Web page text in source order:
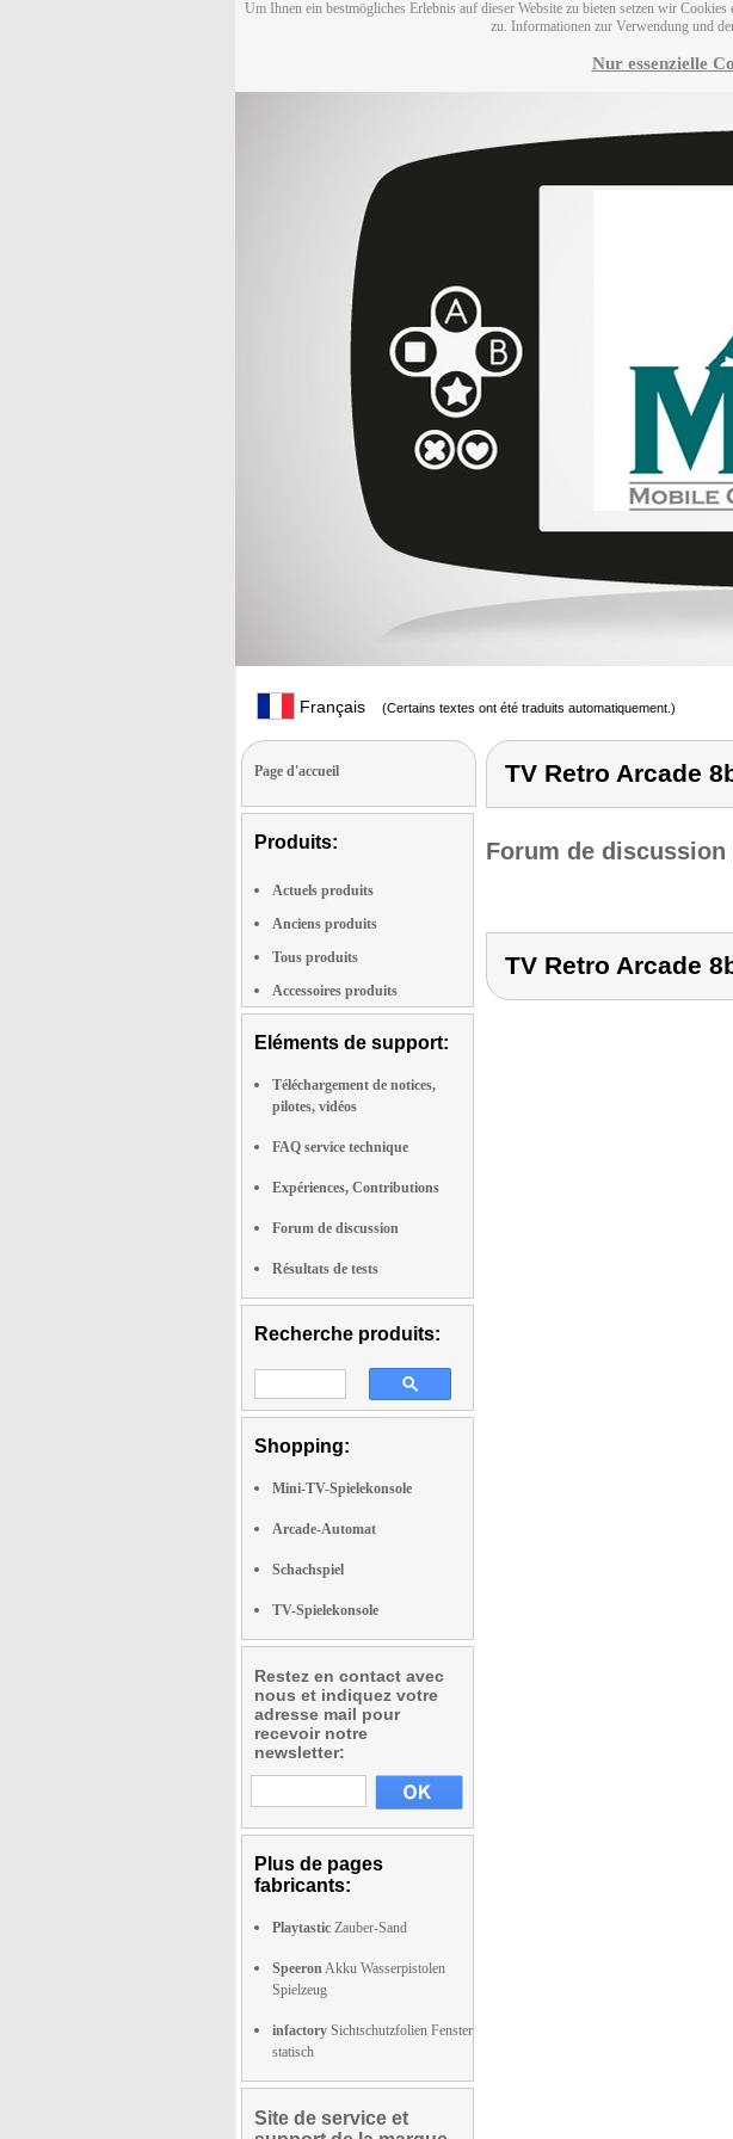
Um Ihnen ein bestmögliches Erlebnis auf dieser Website zu bieten setzen wir
zu. Informationen zur Verwendung und
Nur essenzielle
Français (Certains textes ont été traduits automatiquement.)
Page d'accueil
Produits:
Actuels produits
Anciens produits
Tous produits
Accessoires produits
Eléments de support:
Téléchargement de notices,
pilotes, vidéos
FAQ service technique
Expériences, Contributions
Forum de discussion
Résultats de tests
Recherche produits:
Shopping:
Mini-TV-Spielekonsole
Arcade-Automat
Schachspiel
TV-Spielekonsole
Restez en contact avec
nous et indiquez votre
adresse mail pour
recevoir notre
newsletter:
Plus de pages
fabricants:
Playtastic Zauber-Sand
SpeeronAkku Wasserpistolen
Spielzeug
infactory Sichtschutzfolien Fenster
statisch
Site de service et
TV Retro Arcade
Forum de
TV Retro Arcade